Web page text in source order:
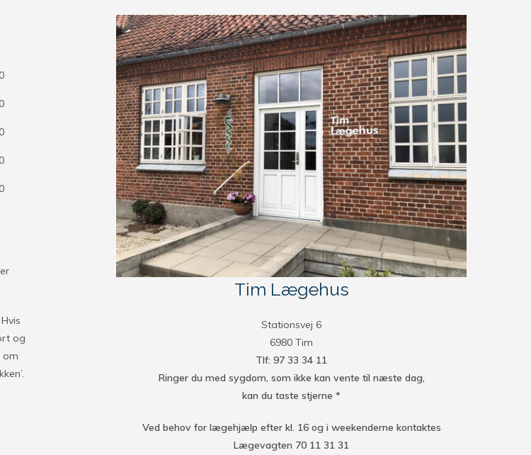
og
om
Tim Lægehus
Stationsvej 6
6980 Tim
Tlf: 97 33 34 11
Ringer du med sygdom, som ikke kan vente til næste dag,
kan du taste stjerne *
Ved behov for lægehjælp efter kl. 16 og i weekenderne kontaktes
Lægevagten 70 11 31 31